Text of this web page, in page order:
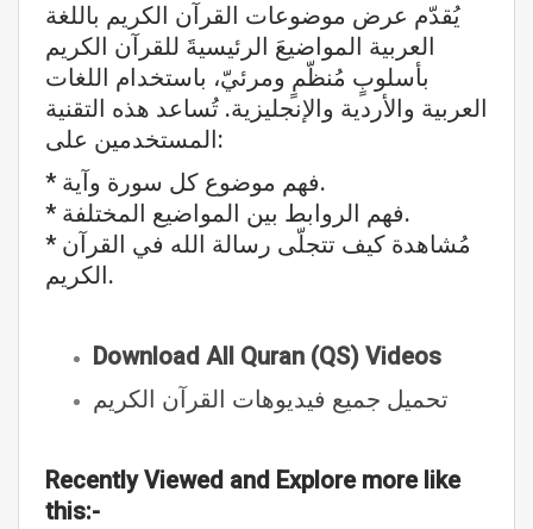
يُقدّم عرض موضوعات القرآن الكريم باللغة
العربية المواضيعَ الرئيسيةَ للقرآن الكريم
بأسلوبٍ مُنظّمٍ ومرئيّ، باستخدام اللغات
العربية والأردية والإنجليزية. تُساعد هذه التقنية
المستخدمين على:
* فهم موضوع كل سورة وآية.
* فهم الروابط بين المواضيع المختلفة.
* مُشاهدة كيف تتجلّى رسالة الله في القرآن
الكريم.
Download All Quran (QS) Videos
تحميل جميع فيديوهات القرآن الكريم
Recently Viewed and Explore more like
this:-